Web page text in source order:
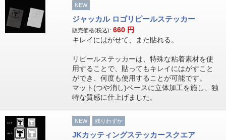
NEW
ジャッカル ロゴリピールステッカー
販売価格(税込): 660 円
キレイにはがせて、また貼れる。
リピールステッカーは、特殊な粘着素材を使
用することで、貼ってもキレイにはがすこと
ができ、何度も使用することが可能です。
マット(つや消し)ベースに立体加工を施し、独
特な質感に仕上げました。
NEW 残りわずか
JKカッティングステッカースクエア